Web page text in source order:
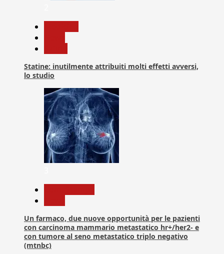
Statine: inutilmente attribuiti molti effetti avversi,
lo studio
Un farmaco, due nuove opportunità per le pazienti
con carcinoma mammario metastatico hr+/her2- e
con tumore al seno metastatico triplo negativo
(mtnbc)